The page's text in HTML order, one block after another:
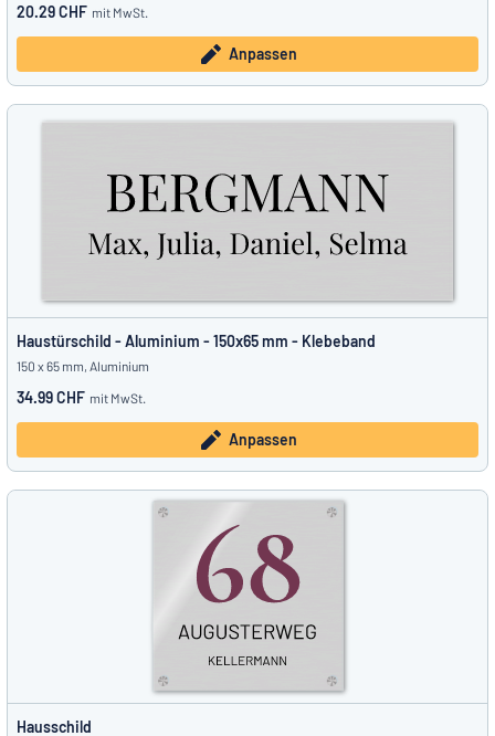
20.29 CHF mit MwSt.
Anpassen
Haustürschild - Aluminium - 150x65 mm - Klebeband
150 x 65 mm, Aluminium
34.99 CHF mit MwSt.
Anpassen
Hausschild